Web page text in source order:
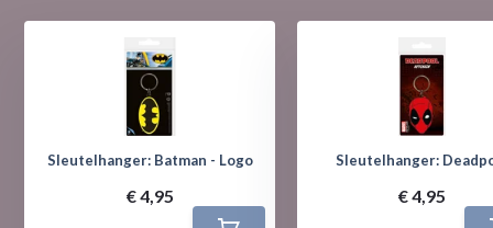
Sleutelhanger: Batman - Logo
€ 4,95
Sleutelhanger:
€ 4,95